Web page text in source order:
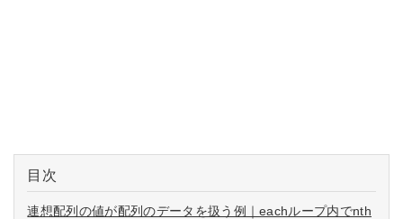
目次
連想配列の値が配列のデータを扱う例｜eachループ内でnth